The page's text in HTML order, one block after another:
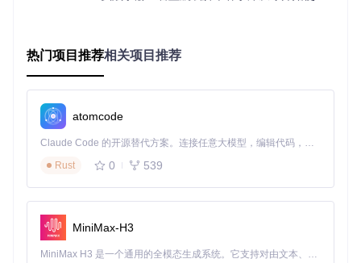
步骤2：架构选择决策树
面临架构选择时，可通过以下决策路径确定适合的版本：
设备是否为模拟器？→ 是 → 使用x86版本
本
否则 → 使用armeabi-v7a版本
热门项目推荐相关项目推荐
atomcode
Claude Code 的开源替代方案。连接任意大模型，编辑代码，运行命令，自动验证 — 全自动执行。用 Rust 构建，极致性能。 ｜ An open-source alternative to Claude Code. Connect any LLM, edit code, run commands, and verify changes — autonomously. Built in Rust for speed. Get Started
Rust
0 539
MiniMax-H3
MiniMax H3 是一个通用的全模态生成系统。它支持对由文本、图像、视频和音频组成的多模态上下文进行统一理解，并能生成分辨率高达 2K、时长可达 15 秒的带原生立体声音频的视频。得益于面向任务泛化的系统设计，H3 在预训练阶段就已具备广泛的多模态上下文理解与生成能力，能够出色地执行复杂的多模态指令。